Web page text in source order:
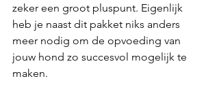
zeker een groot pluspunt. Eigenlijk
heb je naast dit pakket niks anders
meer nodig om de opvoeding van
jouw hond zo succesvol mogelijk te
maken.